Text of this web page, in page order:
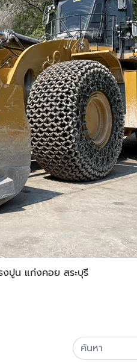
งปูน แก่งคอย สระบุรี